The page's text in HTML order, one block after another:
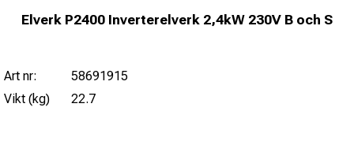
Elverk P2400 Inverterelverk 2,4kW 230V B och S
Art nr:
58691915
Vikt (kg)
22.7